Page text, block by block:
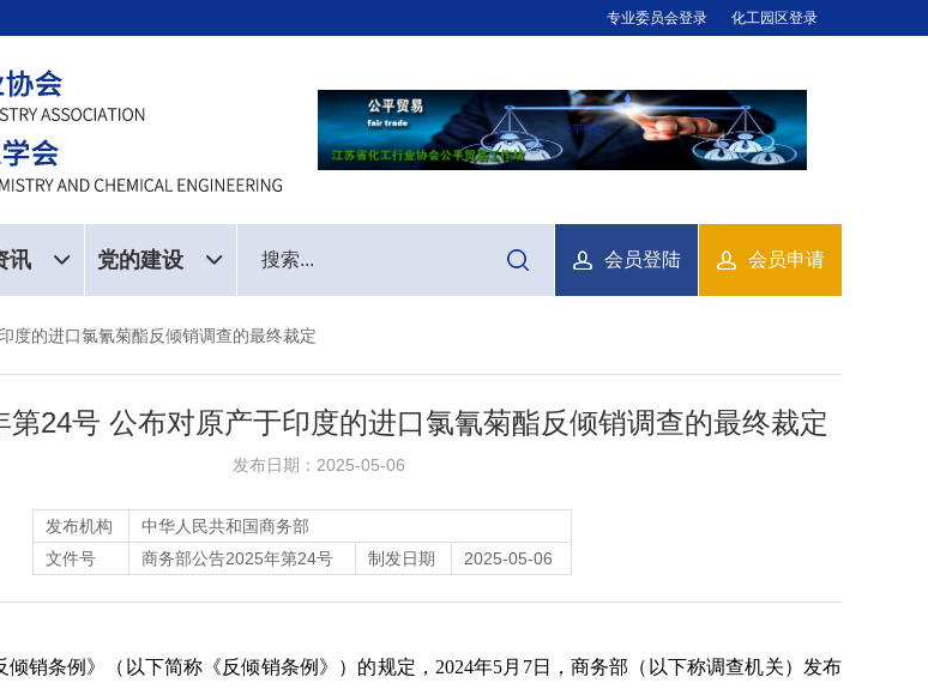
化工园区登录
专业委员会登录
讯 党的建设 会员登陆 会员申请
度的进口氯氰菊酯反倾销调查的最终裁定
第24号 公布对原产于印度的进口氯氰菊酯反倾销调查的最终裁定
发布日期：2025-05-06
发布机构
中华人民共和国商务部
文件号
商务部公告2025年第24号 制发日期 2025-05-06
销条例》（以下简称《反倾销条例》）的规定，2024年5月7日，商务部（以下称调查机关）发布